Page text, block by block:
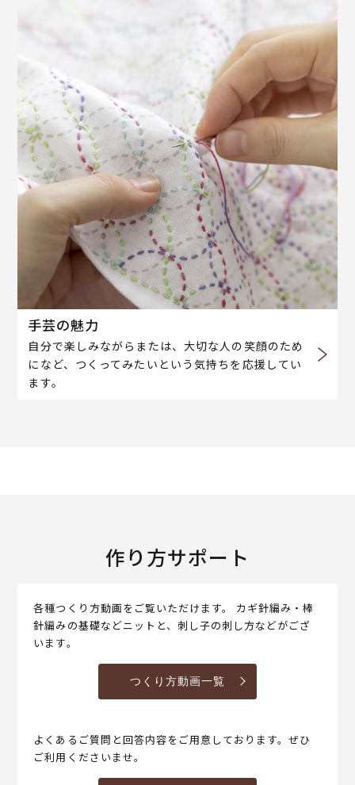
手芸の魅力
自分で楽しみながらまたは、大切な人の笑顔のため
になど、つくってみたいという気持ちを応援してい
ます。
作り方サポート
各種つくり方動画をご覧いただけます。 カギ針編み・棒
針編みの基礎などニットと、刺し子の刺し方などがござ
います。
つくり方動画一覧
よくあるご質問と回答内容をご用意しております。ぜひ
ご利用くださいませ。